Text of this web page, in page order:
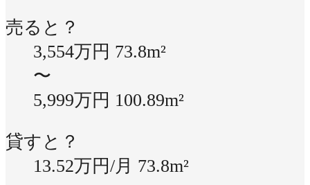
売ると？
3,554万円 73.8m²
〜
5,999万円 100.89m²
貸すと？
13.52万円/月 73.8m²